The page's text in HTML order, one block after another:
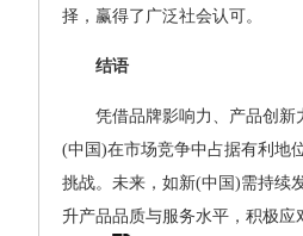
择，赢得了广泛社会认可。
结语
凭借品牌影响力、产品创
(中国)在市场竞争中占据有利地
挑战。未来，如新(中国)需持续
升产品品质与服务水平，积极